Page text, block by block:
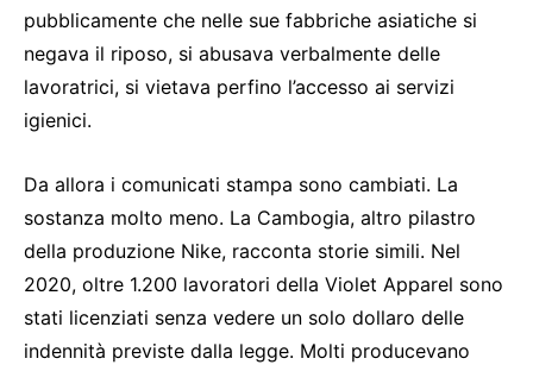
pubblicamente che nelle sue fabbriche asiatiche si
negava il riposo, si abusava verbalmente delle
lavoratrici, si vietava perfino l’accesso ai servizi
igienici.
Da allora i comunicati stampa sono cambiati. La
sostanza molto meno. La Cambogia, altro pilastro
della produzione Nike, racconta storie simili. Nel
2020, oltre 1.200 lavoratori della Violet Apparel sono
stati licenziati senza vedere un solo dollaro delle
indennità previste dalla legge. Molti producevano